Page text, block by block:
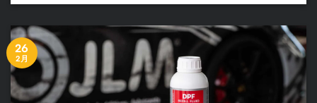
26
2月